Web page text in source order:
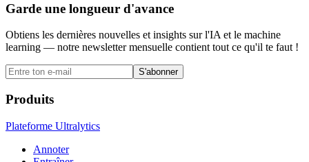
Garde une longueur d'avance
Obtiens les dernières nouvelles et insights sur l'IA et le machine
learning — notre newsletter mensuelle contient tout ce qu'il te faut !
S'abonner
Produits
Plateforme Ultralytics
Annoter